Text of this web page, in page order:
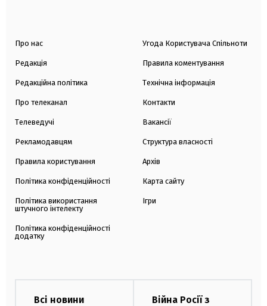
Про нас
Редакція
Редакційна політика
Про телеканал
Телеведучі
Рекламодавцям
Правила користування
Політика конфіденційності
Політика використання
штучного інтелекту
Політика конфіденційності
додатку
Угода Користувача Спільноти
Правила коментування
Технічна інформація
Контакти
Вакансії
Структура власності
Архів
Карта сайту
Ігри
Всі новини
Війна Росії з